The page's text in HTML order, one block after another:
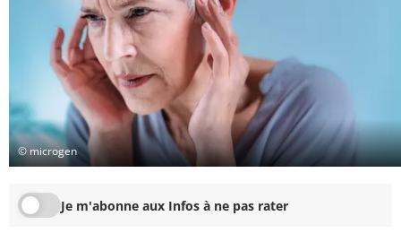
© microgen
Je m'abonne aux Infos à ne pas rater